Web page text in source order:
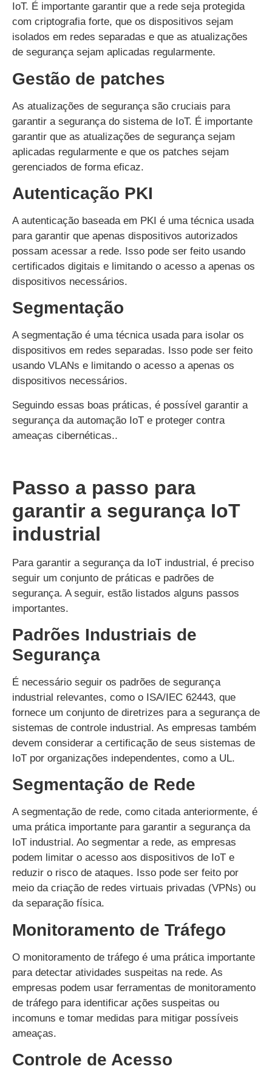
IoT. É importante garantir que a rede seja protegida
com criptografia forte, que os dispositivos sejam
isolados em redes separadas e que as atualizações
de segurança sejam aplicadas regularmente.
Gestão de patches
As atualizações de segurança são cruciais para
garantir a segurança do sistema de IoT. É importante
garantir que as atualizações de segurança sejam
aplicadas regularmente e que os patches sejam
gerenciados de forma eficaz.
Autenticação PKI
A autenticação baseada em PKI é uma técnica usada
para garantir que apenas dispositivos autorizados
possam acessar a rede. Isso pode ser feito usando
certificados digitais e limitando o acesso a apenas os
dispositivos necessários.
Segmentação
A segmentação é uma técnica usada para isolar os
dispositivos em redes separadas. Isso pode ser feito
usando VLANs e limitando o acesso a apenas os
dispositivos necessários.
Seguindo essas boas práticas, é possível garantir a
segurança da automação IoT e proteger contra
ameaças cibernéticas..
Passo a passo para
garantir a segurança IoT
industrial
Para garantir a segurança da IoT industrial, é preciso
seguir um conjunto de práticas e padrões de
segurança. A seguir, estão listados alguns passos
importantes.
Padrões Industriais de
Segurança
É necessário seguir os padrões de segurança
industrial relevantes, como o ISA/IEC 62443, que
fornece um conjunto de diretrizes para a segurança de
sistemas de controle industrial. As empresas também
devem considerar a certificação de seus sistemas de
IoT por organizações independentes, como a UL.
Segmentação de Rede
A segmentação de rede, como citada anteriormente, é
uma prática importante para garantir a segurança da
IoT industrial. Ao segmentar a rede, as empresas
podem limitar o acesso aos dispositivos de IoT e
reduzir o risco de ataques. Isso pode ser feito por
meio da criação de redes virtuais privadas (VPNs) ou
da separação física.
Monitoramento de Tráfego
O monitoramento de tráfego é uma prática importante
para detectar atividades suspeitas na rede. As
empresas podem usar ferramentas de monitoramento
de tráfego para identificar ações suspeitas ou
incomuns e tomar medidas para mitigar possíveis
ameaças.
Controle de Acesso